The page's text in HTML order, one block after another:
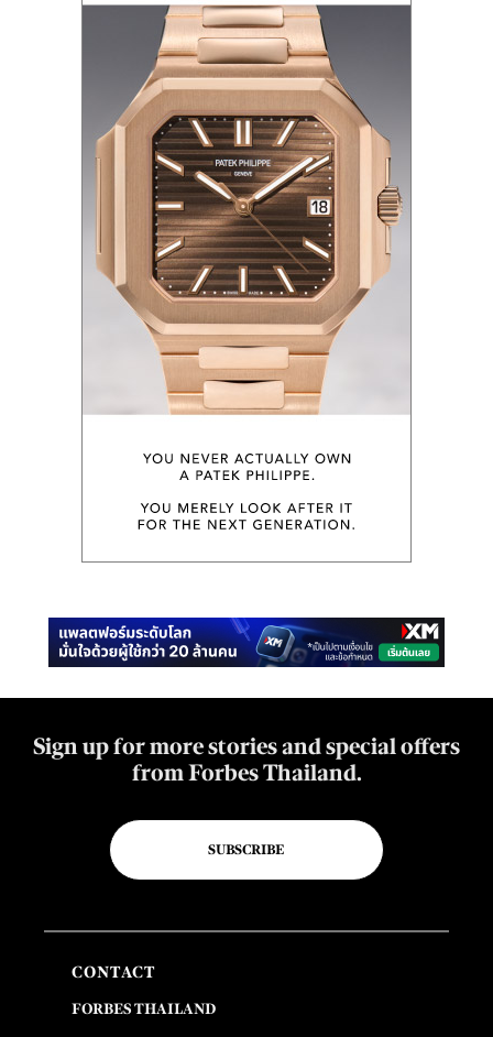
Sign up for more stories and special offers
from Forbes Thailand.
SUBSCRIBE
CONTACT
FORBES THAILAND